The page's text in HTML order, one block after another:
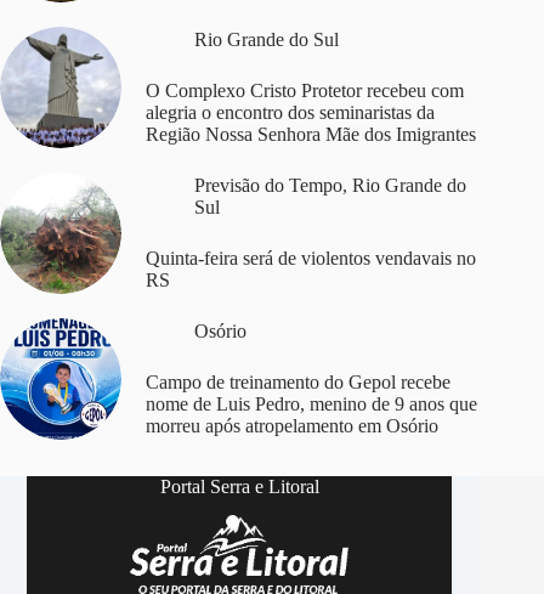
Rio Grande do Sul
O Complexo Cristo Protetor recebeu com
alegria o encontro dos seminaristas da
Região Nossa Senhora Mãe dos Imigrantes
Previsão do Tempo, Rio Grande do
Sul
Quinta-feira será de violentos vendavais no
RS
Osório
Campo de treinamento do Gepol recebe
nome de Luis Pedro, menino de 9 anos que
morreu após atropelamento em Osório
Portal Serra e Litoral